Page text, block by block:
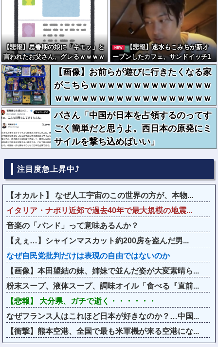
【悲報】思春期の娘に「キモッ」と
言われたお父さん、グレるｗｗｗｗ
ｗｗｗ
NEW
【悲報】速水もこみちが新オ
ープンしたカフェ、サンドイッチ1
つ3000円ｗｗｗｗｗｗｗｗｗｗｗｗ
ｗ
【画像】お前らが遊びに行きたくなる家
がこちらｗｗｗｗｗｗｗｗｗｗｗｗｗｗ
ｗｗｗｗｗｗｗｗｗｗｗｗｗｗｗｗｗｗ
パさん「中国が日本を占領するのってす
ごく簡単だと思うよ。西日本の原発にミ
サイルを撃ち込めばいい」
注目度急上昇中⤴
【オカルト】 なぜ人工宇宙のこの世界の方が、本物...
イタリア・ナポリ近郊で過去40年で最大規模の地震...
音楽の「バンド」って意味あるんか？
【えぇ…】シャインマスカット約200房を盗んだ男...
なぜ自民党批判だけは表現の自由ではないのか
【画像】本田望結の妹、姉妹で並んだ姿が大変素晴ら...
粉末スープ、液体スープ、調味オイル「食べる『直前...
【悲報】 大分県、ガチで逝く・・・・・・
なぜフランス人はこれほど日本が好きなのか？…中国...
【衝撃】熊本空港、全国で最も米軍機が来る空港にな...